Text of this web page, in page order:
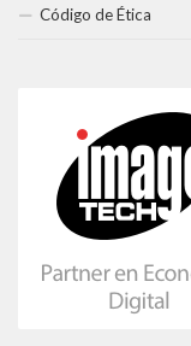
Código de Ética